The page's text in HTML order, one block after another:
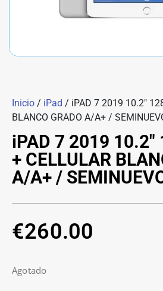
Inicio / iPad / iPAD 7 2019 10.2″
BLANCO GRADO A/A+ /
iPAD 7 2019 10.2″
+ CELLULAR
A/A+ /
€260.00
Agotado